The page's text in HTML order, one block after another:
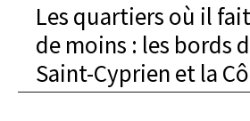
Les quartiers où il fait
de moins : les bords
Saint-Cyprien et la